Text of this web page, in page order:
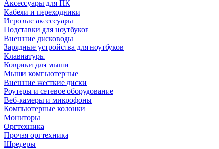
Аксессуары для ПК
Кабели и переходники
Игровые аксессуары
Подставки для ноутбуков
Внешние дисководы
Зарядные устройства для ноутбуков
Клавиатуры
Коврики для мыши
Мыши компьютерные
Внешние жесткие диски
Роутеры и сетевое оборудование
Веб-камеры и микрофоны
Компьютерные колонки
Мониторы
Оргтехника
Прочая оргтехника
Шредеры